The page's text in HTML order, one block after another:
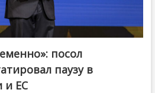
посол
паузу в
и ЕС